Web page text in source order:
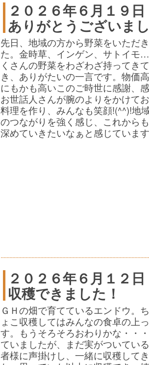
２０２６年６月１９日
ありがとうございま
先日、地域の方から野菜をいただ
た。金時草、インゲン、サトイモ
くさんの野菜をわざわざ持ってき
き、ありがたいの一言です。物価
にもかも高いこのご時世に感謝、
お世話人さんが腕のよりをかけて
料理を作り、みんなも笑顔!(^^)!地
のつながりを強く感じ、これから
深めていきたいなぁと感じていま
２０２６年６月１２日
収穫できました！
ＧＨの畑で育てているエンドウ。
ょこ収穫してはみんなの食卓の上
す。もうそろそろおわりかな・・
ていましたが、まだ実がついてい
者様に声掛けし、一緒に収穫して